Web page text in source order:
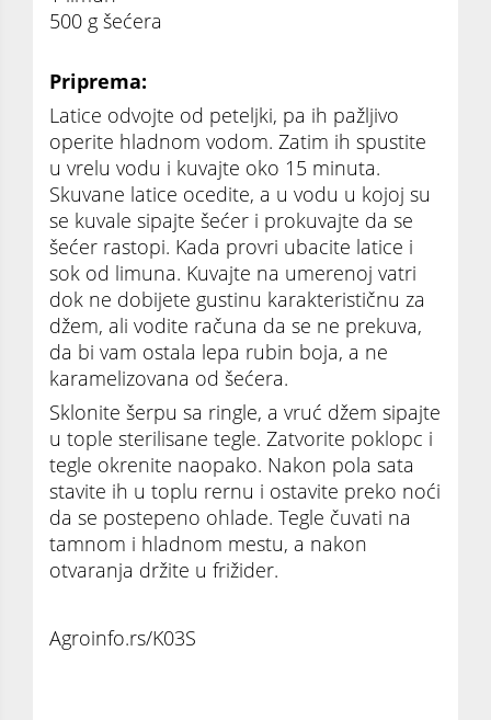
500 g šećera
Priprema:
Latice odvojte od peteljki, pa ih pažljivo
operite hladnom vodom. Zatim ih spustite
u vrelu vodu i kuvajte oko 15 minuta.
Skuvane latice ocedite, a u vodu u kojoj su
se kuvale sipajte šećer i prokuvajte da se
šećer rastopi. Kada provri ubacite latice i
sok od limuna. Kuvajte na umerenoj vatri
dok ne dobijete gustinu karakterističnu za
džem, ali vodite računa da se ne prekuva,
da bi vam ostala lepa rubin boja, a ne
karamelizovana od šećera.
Sklonite šerpu sa ringle, a vruć džem sipajte
u tople sterilisane tegle. Zatvorite poklopc i
tegle okrenite naopako. Nakon pola sata
stavite ih u toplu rernu i ostavite preko noći
da se postepeno ohlade. Tegle čuvati na
tamnom i hladnom mestu, a nakon
otvaranja držite u frižider.
Agroinfo.rs/K03S